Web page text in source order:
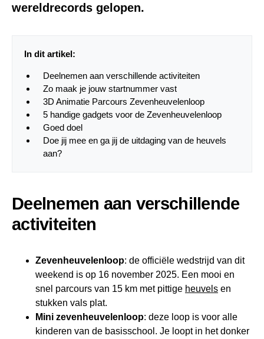
wereldrecords gelopen.
In dit artikel:
Deelnemen aan verschillende activiteiten
Zo maak je jouw startnummer vast
3D Animatie Parcours Zevenheuvelenloop
5 handige gadgets voor de Zevenheuvelenloop
Goed doel
Doe jij mee en ga jij de uitdaging van de heuvels
aan?
Deelnemen aan verschillende
activiteiten
Zevenheuvelenloop: de officiële wedstrijd van dit
weekend is op 16 november 2025. Een mooi en
snel parcours van 15 km met pittige heuvels en
stukken vals plat.
Mini zevenheuvelenloop: deze loop is voor alle
kinderen van de basisschool. Je loopt in het donker